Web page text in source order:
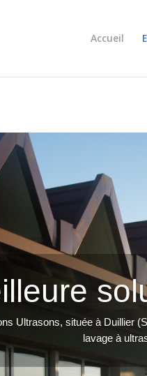
Accueil
Ultrasons, située à Duillier
lavage à
Notre